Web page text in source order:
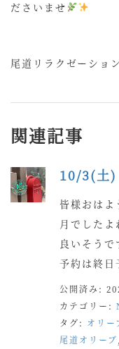
ださいませ
尾道リラクゼーショ
関連記事
10/3(土
皆様おはよ
月でしたよ
良いそうで
予約は終
公開済み:
カテゴリー:
タグ: オリー
尾道オリーブ